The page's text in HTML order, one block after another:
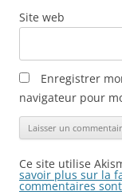
Site web
Enregistrer
navigateur pour
Ce site utilise
savoir plus sur la
commentaires